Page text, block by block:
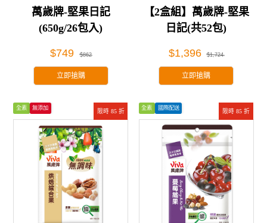
萬歲牌-堅果日記
(650g/26包入)
$749 $862
立即搶購
【2盒組】萬歲牌-堅果
日記(共52包)
$1,396 $1,724
立即搶購
限時 85 折
全素 無添加
限時 85 折
全素 國際配送